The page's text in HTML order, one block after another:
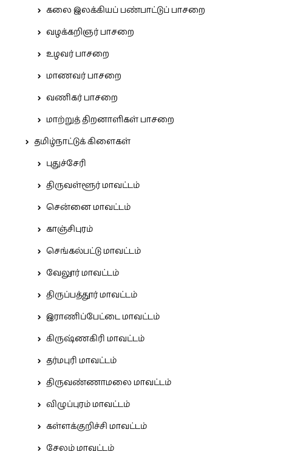
கலை இலக்கியப் பண்பாட்டுப் பாசறை
வழக்கறிஞர் பாசறை
உழவர் பாசறை
மாணவர் பாசறை
வணிகர் பாசறை
மாற்றுத் திறனாளிகள் பாசறை
தமிழ்நாட்டுக் கிளைகள்
புதுச்சேரி
திருவள்ளூர் மாவட்டம்
சென்னை மாவட்டம்
காஞ்சிபுரம்
செங்கல்பட்டு மாவட்டம்
வேலூர் மாவட்டம்
திருப்பத்தூர் மாவட்டம்
இராணிப்பேட்டை மாவட்டம்
கிருஷ்ணகிரி மாவட்டம்
தர்மபுரி மாவட்டம்
திருவண்ணாமலை மாவட்டம்
விழுப்புரம் மாவட்டம்
கள்ளக்குறிச்சி மாவட்டம்
சேலம் மாவட்டம்